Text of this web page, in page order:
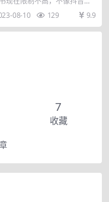
严格，所以现在正是用软件
候，可以采集精...
08-10 129 9.9
7
收藏